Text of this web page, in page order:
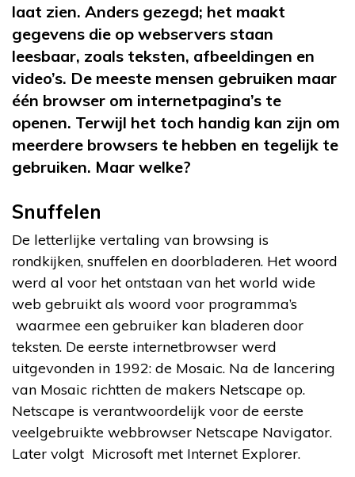
laat zien. Anders gezegd; het maakt
gegevens die op webservers staan
leesbaar, zoals teksten, afbeeldingen en
video’s. De meeste mensen gebruiken maar
één browser om internetpagina’s te
openen. Terwijl het toch handig kan zijn om
meerdere browsers te hebben en tegelijk te
gebruiken. Maar welke?
Snuffelen
De letterlijke vertaling van browsing is
rondkijken, snuffelen en doorbladeren. Het woord
werd al voor het ontstaan van het world wide
web gebruikt als woord voor programma’s
waarmee een gebruiker kan bladeren door
teksten. De eerste internetbrowser werd
uitgevonden in 1992: de Mosaic. Na de lancering
van Mosaic richtten de makers Netscape op.
Netscape is verantwoordelijk voor de eerste
veelgebruikte webbrowser Netscape Navigator.
Later volgt Microsoft met Internet Explorer.